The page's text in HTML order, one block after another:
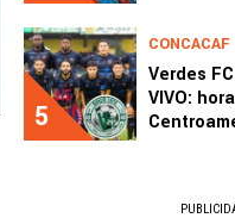
5
CONCACAF
Verdes
VIVO: